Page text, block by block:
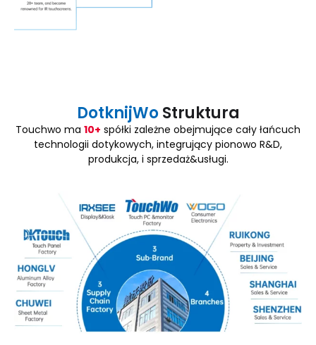
DotknijWoStruktura
Touchwo ma 10+ spółki zależne obejmujące cały łańcuch
technologii dotykowych, integrujący pionowo R&D,
produkcja, i sprzedaż&usługi.